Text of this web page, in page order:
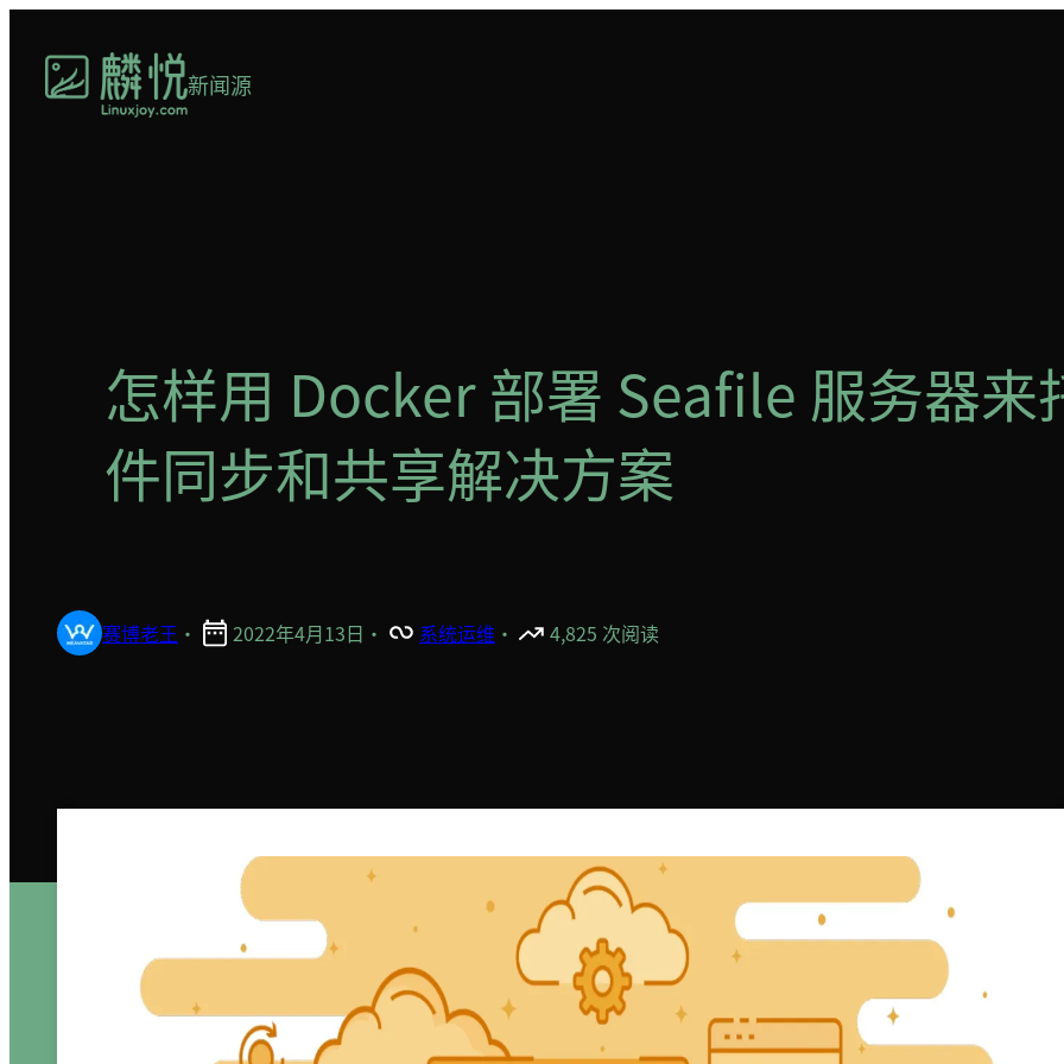
新闻源
怎样用 Docker 部署 Seafile 服务器来
件同步和共享解决方案
赛博老王 · 2022年4月13日 · 系统运维 · 4,825 次阅读